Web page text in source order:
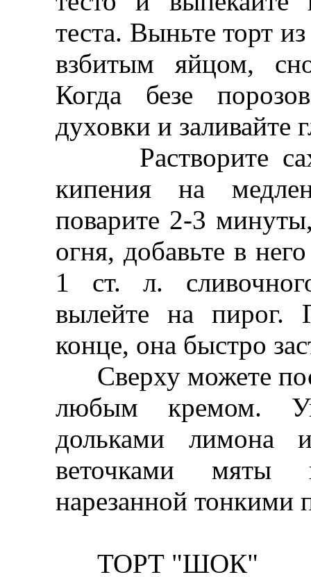
теста. Выньте торт
взбитым яйцом,
Когда безе
духовки и заливайте
Растворите
кипения на
поварите 2-3
огня, добавьте в
1 ст. л.
вылейте на пирог.
конце, она быстро
Сверху можете
любым кремом.
дольками лимона
веточками мяты
нарезанной тонкими
ТОРТ "ШОК"